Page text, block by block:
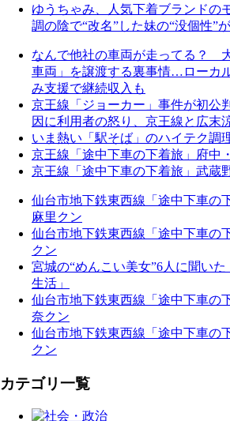
ゆうちゃみ、人気下着ブランド
調の陰で“改名”した妹の“没個性”
なんで他社の車両が走ってる？
車両」を譲渡する裏事情…ローカ
み支援で継続収入も
京王線「ジョーカー」事件が初公
因に利用者の怒り、京王線と広末
いま熱い「駅そば」のハイテク調
京王線「途中下車の下着旅」府中
京王線「途中下車の下着旅」武蔵
仙台市地下鉄東西線「途中下車の
麻里クン
仙台市地下鉄東西線「途中下車の
クン
宮城の“めんこい美女”6人に聞い
生活」
仙台市地下鉄東西線「途中下車の
奈クン
仙台市地下鉄東西線「途中下車の
クン
カテゴリ一覧